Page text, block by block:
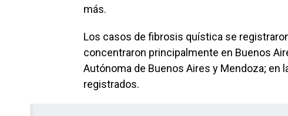
más.
Los casos de fibrosis quística se
concentraron principalmente en Buenos
Autónoma de Buenos Aires y Mendoza; en
registrados.